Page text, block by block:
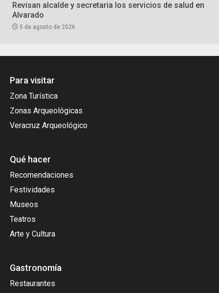
Revisan alcalde y secretaria los servicios de salud en
Alvarado
5 de agosto de 2026
Para visitar
Zona Turística
Zonas Arqueológicas
Veracruz Arqueológico
Qué hacer
Recomendaciones
Festividades
Museos
Teatros
Arte y Cultura
Gastronomía
Restaurantes